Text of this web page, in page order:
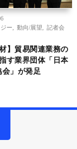
ー
動向/展望
記者会
材】貿易関連業務の
す業界団体「日本
会」が発足